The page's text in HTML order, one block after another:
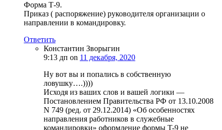
Форма Т-9.
Приказ ( распоряжение) руководителя организации о
направлении в командировку.
Ответить
Константин Зворыгин
9:13 дп on 11 декабря, 2020
Ну вот вы и попались в собственную
ловушку….))))
Исходя из ваших слов и вашей логики —
Постановлением Правительства РФ от 13.10.2008
N 749 (ред. от 29.12.2014) «Об особенностях
направления работников в служебные
командировки» оформление формы T-9 не